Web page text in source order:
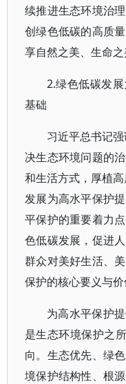
续推进生态环境治
创绿色低碳的高质
享自然之美、生命之
2.绿色低碳发
基础
习近平总书记
决生态环境问题的
和生活方式，厚植
发展为高水平保护
平保护的重要着力
色低碳发展，促进
群众对美好生活、
保护的核心要义与价
为高水平保护
是生态环境保护之
向。生态优先、绿
境保护结构性、根